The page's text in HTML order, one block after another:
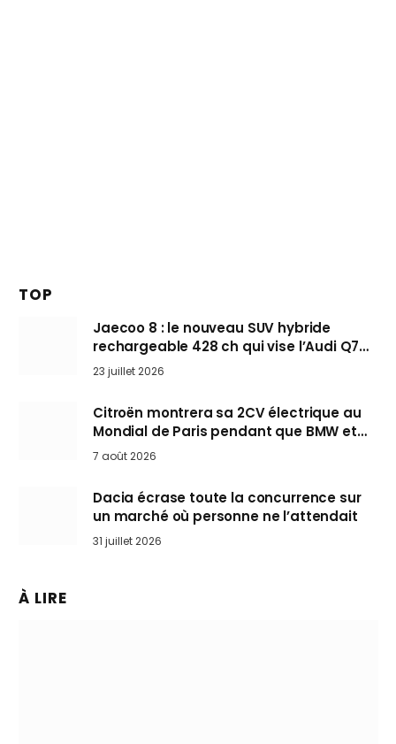
TOP
Jaecoo 8 : le nouveau SUV hybride
rechargeable 428 ch qui vise l’Audi Q7
arrive en Europe cet automne
23 juillet 2026
Citroën montrera sa 2CV électrique au
Mondial de Paris pendant que BMW et
Mini désertent le salon
7 août 2026
Dacia écrase toute la concurrence sur
un marché où personne ne l’attendait
31 juillet 2026
À LIRE